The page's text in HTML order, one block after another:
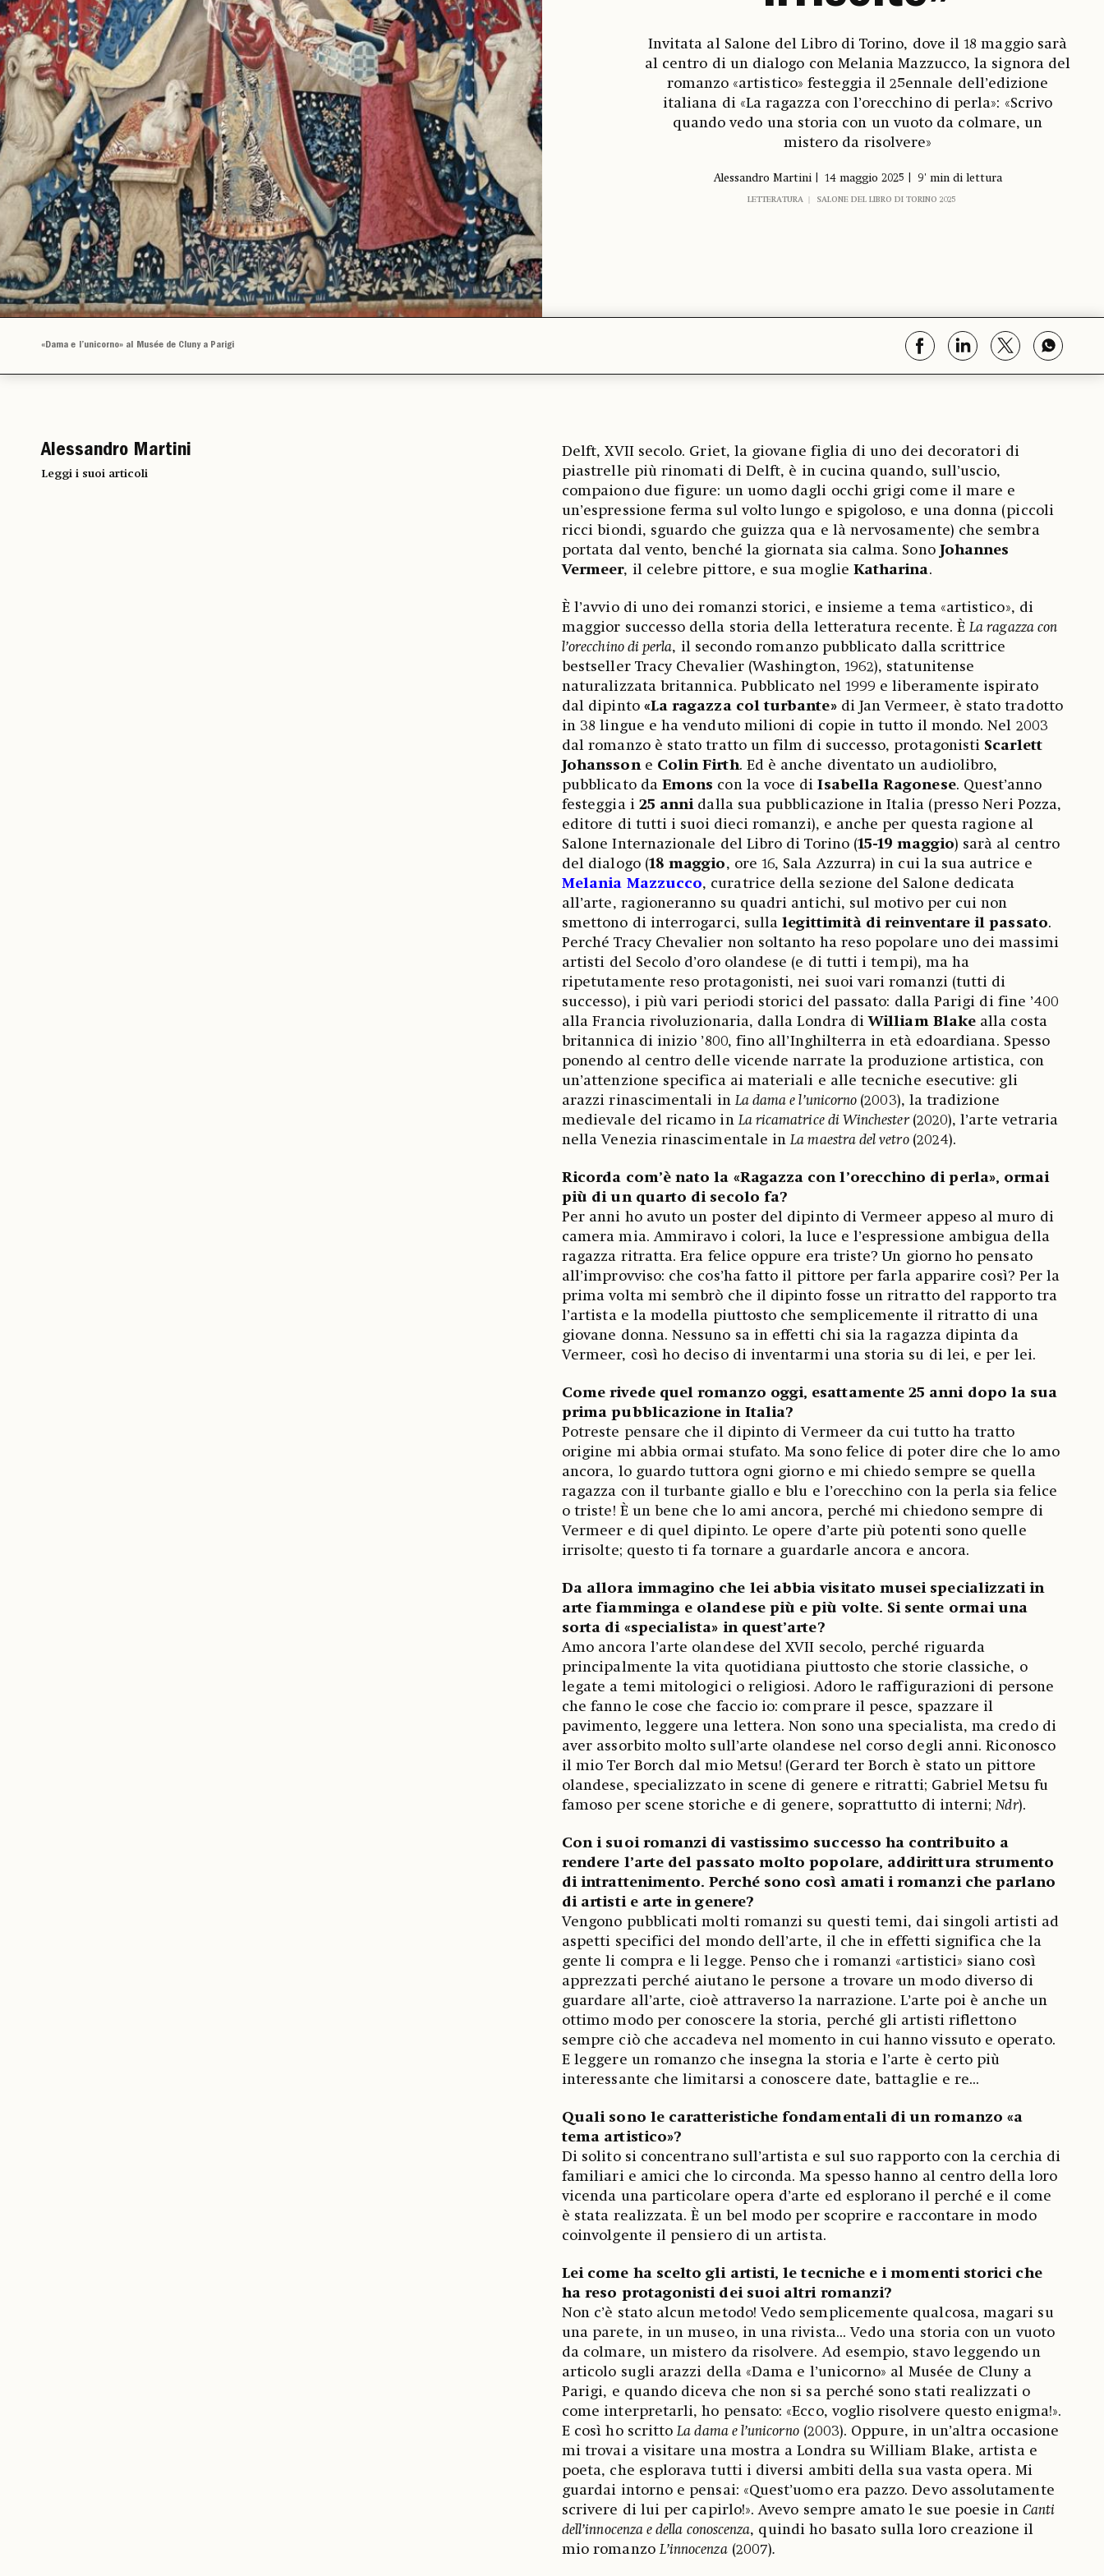
Invitata al Salone del Libro di Torino, dove il 18 maggio sarà
al centro di un dialogo con Melania Mazzucco, la signora del
romanzo «artistico» festeggia il 25ennale dell’edizione
italiana di «La ragazza con l’orecchino di perla»: «Scrivo
quando vedo una storia con un vuoto da colmare, un
mistero da risolvere»
Alessandro Martini 14 maggio 2025 9' min di lettura
LETTERATURA SALONE DEL LIBRO DI TORINO 2025
«Dama e l’unicorno» al Musée de Cluny a Parigi
Alessandro Martini
Leggi i suoi articoli
Delft, XVII secolo. Griet, la giovane figlia di uno dei decoratori di
piastrelle più rinomati di Delft, è in cucina quando, sull’uscio,
compaiono due figure: un uomo dagli occhi grigi come il mare e
un’espressione ferma sul volto lungo e spigoloso, e una donna (piccoli
ricci biondi, sguardo che guizza qua e là nervosamente) che sembra
portata dal vento, benché la giornata sia calma. Sono Johannes
Vermeer, il celebre pittore, e sua moglie Katharina.
È l’avvio di uno dei romanzi storici, e insieme a tema «artistico», di
maggior successo della storia della letteratura recente. ÈLa ragazza con
l’orecchino di perla, il secondo romanzo pubblicato dalla scrittrice
bestseller Tracy Chevalier (Washington, 1962), statunitense
naturalizzata britannica. Pubblicato nel 1999 e liberamente ispirato
dal dipinto «La ragazza col turbante»di Jan Vermeer, è stato tradotto
in 38 lingue e ha venduto milioni di copie in tutto il mondo. Nel 2003
dal romanzo è stato tratto un film di successo, protagonisti Scarlett
Johanssone Colin Firth. Ed è anche diventato un audiolibro,
pubblicato da Emons con la voce diIsabella Ragonese. Quest’anno
festeggia i 25 anni dalla sua pubblicazione in Italia (presso Neri Pozza,
editore di tutti i suoi dieci romanzi), e anche per questa ragione al
Salone Internazionale del Libro di Torino (15-19 maggio) sarà al centro
del dialogo (18 maggio, ore 16, Sala Azzurra) in cui la sua autrice e
Melania Mazzucco, curatrice della sezione del Salone dedicata
all’arte, ragioneranno su quadri antichi, sul motivo per cui non
smettono di interrogarci, sullalegittimità di reinventare il passato.
Perché Tracy Chevalier non soltanto ha reso popolare uno dei massimi
artisti del Secolo d’oro olandese (e di tutti i tempi), ma ha
ripetutamente reso protagonisti, nei suoi vari romanzi (tutti di
successo), i più vari periodi storici del passato: dalla Parigi di fine ’400
alla Francia rivoluzionaria, dalla Londra diWilliam Blake alla costa
britannica di inizio ’800, fino all’Inghilterra in età edoardiana. Spesso
ponendo al centro delle vicende narrate la produzione artistica, con
un’attenzione specifica ai materiali e alle tecniche esecutive: gli
arazzi rinascimentali inLa dama e l’unicorno (2003), la tradizione
medievale del ricamo inLa ricamatrice di Winchester (2020), l’arte vetraria
nella Venezia rinascimentale inLa maestra del vetro (2024).
Ricorda com’è nato la «Ragazza con l’orecchino di perla», ormai
più di un quarto di secolo fa?
Per anni ho avuto un poster del dipinto di Vermeer appeso al muro di
camera mia. Ammiravo i colori, la luce e l’espressione ambigua della
ragazza ritratta. Era felice oppure era triste? Un giorno ho pensato
all’improvviso: che cos’ha fatto il pittore per farla apparire così? Per la
prima volta mi sembrò che il dipinto fosse un ritratto del rapporto tra
l’artista e la modella piuttosto che semplicemente il ritratto di una
giovane donna. Nessuno sa in effetti chi sia la ragazza dipinta da
Vermeer, così ho deciso di inventarmi una storia su di lei, e per lei.
Come rivede quel romanzo oggi, esattamente 25 anni dopo la sua
prima pubblicazione in Italia?
Potreste pensare che il dipinto di Vermeer da cui tutto ha tratto
origine mi abbia ormai stufato. Ma sono felice di poter dire che lo amo
ancora, lo guardo tuttora ogni giorno e mi chiedo sempre se quella
ragazza con il turbante giallo e blu e l’orecchino con la perla sia felice
o triste! È un bene che lo ami ancora, perché mi chiedono sempre di
Vermeer e di quel dipinto. Le opere d’arte più potenti sono quelle
irrisolte; questo ti fa tornare a guardarle ancora e ancora.
Da allora immagino che lei abbia visitato musei specializzati in
arte fiamminga e olandese più e più volte. Si sente ormai una
sorta di «specialista» in quest’arte?
Amo ancora l’arte olandese del XVII secolo, perché riguarda
principalmente la vita quotidiana piuttosto che storie classiche, o
legate a temi mitologici o religiosi. Adoro le raffigurazioni di persone
che fanno le cose che faccio io: comprare il pesce, spazzare il
pavimento, leggere una lettera. Non sono una specialista, ma credo di
aver assorbito molto sull’arte olandese nel corso degli anni. Riconosco
il mio Ter Borch dal mio Metsu! (Gerard ter Borch è stato un pittore
olandese, specializzato in scene di genere e ritratti; Gabriel Metsu fu
famoso per scene storiche e di genere, soprattutto di interni;Ndr).
Con i suoi romanzi di vastissimo successo ha contribuito a
rendere l’arte del passato molto popolare, addirittura strumento
di intrattenimento. Perché sono così amati i romanzi che parlano
di artisti e arte in genere?
Vengono pubblicati molti romanzi su questi temi, dai singoli artisti ad
aspetti specifici del mondo dell’arte, il che in effetti significa che la
gente li compra e li legge. Penso che i romanzi «artistici» siano così
apprezzati perché aiutano le persone a trovare un modo diverso di
guardare all’arte, cioè attraverso la narrazione. L’arte poi è anche un
ottimo modo per conoscere la storia, perché gli artisti riflettono
sempre ciò che accadeva nel momento in cui hanno vissuto e operato.
E leggere un romanzo che insegna la storia e l’arte è certo più
interessante che limitarsi a conoscere date, battaglie e re...
Quali sono le caratteristiche fondamentali di un romanzo «a
tema artistico»?
Di solito si concentrano sull’artista e sul suo rapporto con la cerchia di
familiari e amici che lo circonda. Ma spesso hanno al centro della loro
vicenda una particolare opera d’arte ed esplorano il perché e il come
è stata realizzata. È un bel modo per scoprire e raccontare in modo
coinvolgente il pensiero di un artista.
Lei come ha scelto gli artisti, le tecniche e i momenti storici che
ha reso protagonisti dei suoi altri romanzi?
Non c’è stato alcun metodo! Vedo semplicemente qualcosa, magari su
una parete, in un museo, in una rivista... Vedo una storia con un vuoto
da colmare, un mistero da risolvere. Ad esempio, stavo leggendo un
articolo sugli arazzi della «Dama e l’unicorno» al Musée de Cluny a
Parigi, e quando diceva che non si sa perché sono stati realizzati o
come interpretarli, ho pensato: «Ecco, voglio risolvere questo enigma!».
E così ho scrittoLa dama e l’unicorno(2003). Oppure, in un’altra occasione
mi trovai a visitare una mostra a Londra su William Blake, artista e
poeta, che esplorava tutti i diversi ambiti della sua vasta opera. Mi
guardai intorno e pensai: «Quest’uomo era pazzo. Devo assolutamente
scrivere di lui per capirlo!». Avevo sempre amato le sue poesie in Canti
dell’innocenza e della conoscenza, quindi ho basato sulla loro creazione il
mio romanzoL’innocenza(2007).